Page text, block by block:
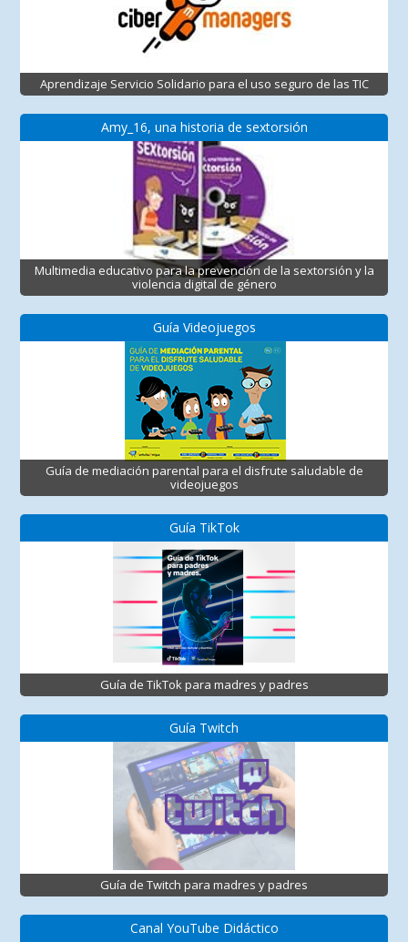
Aprendizaje Servicio Solidario para el uso seguro de las TIC
Amy_16, una historia de sextorsión
Multimedia educativo para la prevención de la sextorsión y la
violencia digital de género
Guía Videojuegos
Guía de mediación parental para el disfrute saludable de
videojuegos
Guía TikTok
Guía de TikTok para madres y padres
Guía Twitch
Guía de Twitch para madres y padres
Canal YouTube Didáctico